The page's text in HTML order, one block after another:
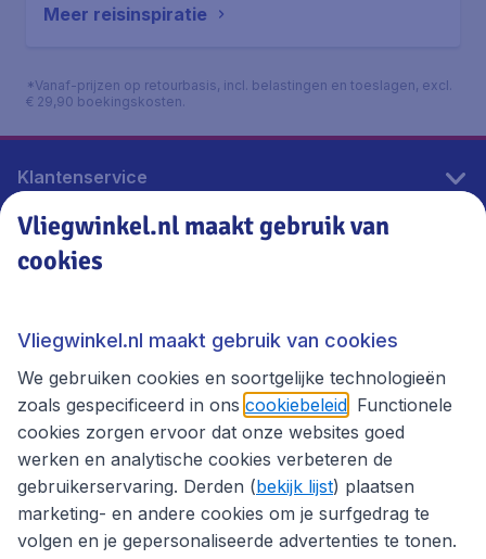
Meer reisinspiratie
*Vanaf-prijzen op retourbasis, incl. belastingen en toeslagen, excl.
€ 29,90 boekingskosten.
Klantenservice
Vliegwinkel.nl
Thema's
Vliegwinkel.nl maakt gebruik van
cookies
Vliegwinkel.nl maakt gebruik van cookies
We gebruiken cookies en soortgelijke technologieën
zoals gespecificeerd in ons cookiebeleid . Functionele
cookies zorgen ervoor dat onze websites goed
werken en analytische cookies verbeteren de
gebruikerservaring. Derden (bekijk lijst) plaatsen
marketing- en andere cookies om je surfgedrag te
volgen en je gepersonaliseerde advertenties te tonen.